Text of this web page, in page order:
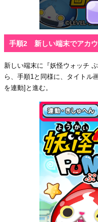
手順2 新しい端末でアカウ
新しい端末に『妖怪ウォッチ
ら、手順1と同様に、タイト
を連動]と進む。